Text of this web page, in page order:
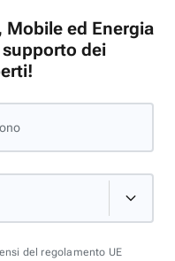
ed Energia
dei
del regolamento UE